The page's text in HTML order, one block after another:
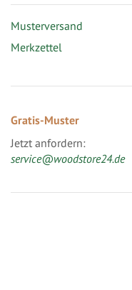
Musterversand
Merkzettel
Gratis-Muster
Jetzt anfordern:
service@woodstore24.de